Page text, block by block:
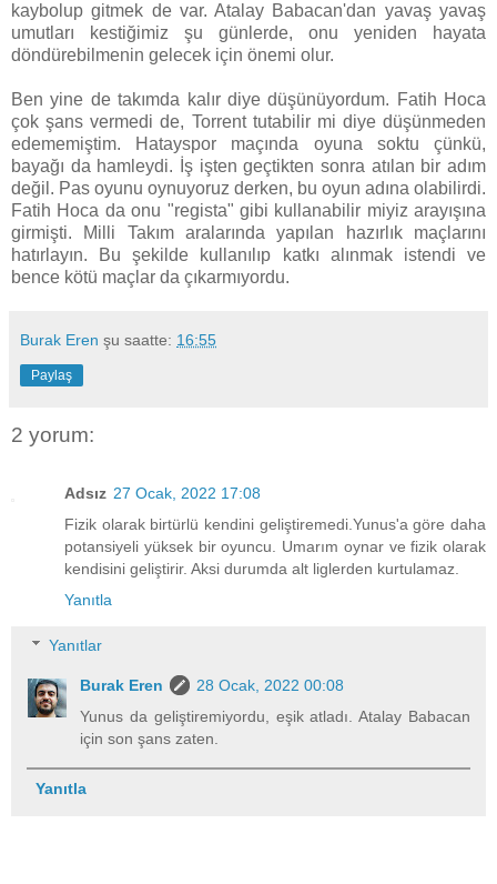
kaybolup gitmek de var. Atalay Babacan'dan yavaş yavaş
umutları kestiğimiz şu günlerde, onu yeniden hayata
döndürebilmenin gelecek için önemi olur.
Ben yine de takımda kalır diye düşünüyordum. Fatih Hoca
çok şans vermedi de, Torrent tutabilir mi diye düşünmeden
edememiştim. Hatayspor maçında oyuna soktu çünkü,
bayağı da hamleydi. İş işten geçtikten sonra atılan bir adım
değil. Pas oyunu oynuyoruz derken, bu oyun adına olabilirdi.
Fatih Hoca da onu "regista" gibi kullanabilir miyiz arayışına
girmişti. Milli Takım aralarında yapılan hazırlık maçlarını
hatırlayın. Bu şekilde kullanılıp katkı alınmak istendi ve
bence kötü maçlar da çıkarmıyordu.
Burak Eren şu saatte: 16:55
Paylaş
2 yorum:
Adsız 27 Ocak, 2022 17:08
Fizik olarak birtürlü kendini geliştiremedi.Yunus'a göre daha
potansiyeli yüksek bir oyuncu. Umarım oynar ve fizik olarak
kendisini geliştirir. Aksi durumda alt liglerden kurtulamaz.
Yanıtla
Yanıtlar
Burak Eren
28 Ocak, 2022 00:08
Yunus da geliştiremiyordu, eşik atladı. Atalay Babacan
için son şans zaten.
Yanıtla